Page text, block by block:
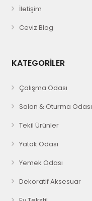
İletişim
Ceviz Blog
KATEGORİLER
Çalışma Odası
Salon & Oturma Odası
Tekil Ürünler
Yatak Odası
Yemek Odası
Dekoratif Aksesuar